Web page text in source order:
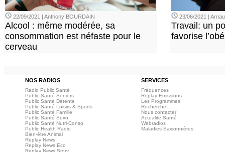
22/09/2021 | Anthony BOURDAIN
Alcool : même modérée, sa
consommation est néfaste pour le
cerveau
23/06/2021 |
Travail: un
favorise
NOS RADIOS SERVICES
Radio Public Santé
Public Santé Seniors
Public Santé Détente
Public Santé Loisirs & Sports
Public Santé Famille
Public Santé Sexo
Public Santé Nutri-Conso
Public Health Radio
Bien-être Animal
Replay News
Replay News Eco
Replay News Story
Fréquences
Replay Emissions
Les Programmes
Recherche
Nous contacter
Actualité Santé
Webradios
Maladies Saisonnières